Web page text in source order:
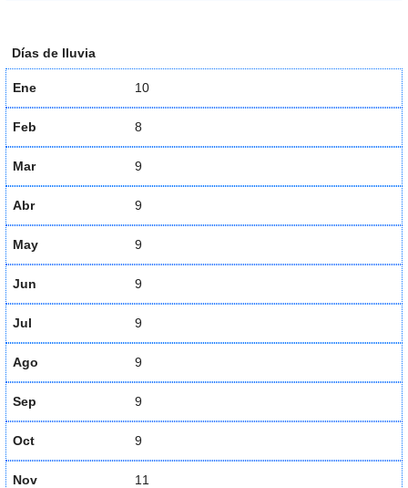
Días de lluvia
Ene 10
Feb 8
Mar 9
Abr 9
May 9
Jun 9
Jul 9
Ago 9
Sep 9
Oct 9
Nov 11